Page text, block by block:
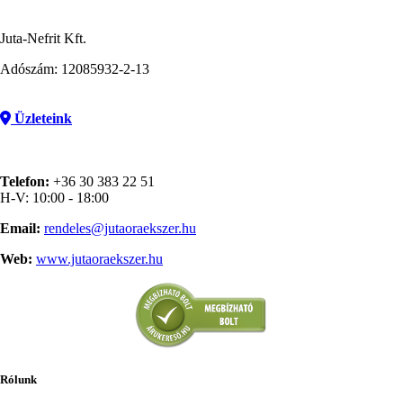
Juta-Nefrit Kft.
Adószám: 12085932-2-13
Üzleteink
Telefon: +36 30 383 22 51
H-V: 10:00 - 18:00
Email: rendeles@jutaoraekszer.hu
Web: www.jutaoraekszer.hu
Rólunk